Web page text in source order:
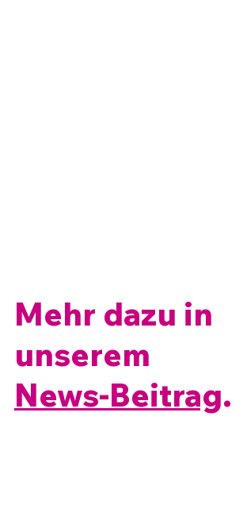
Mehr dazu in
unserem
News-Beitrag.